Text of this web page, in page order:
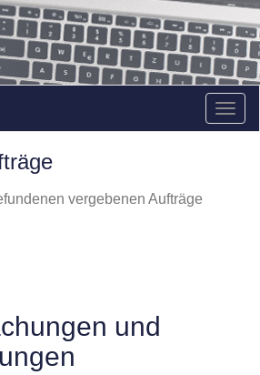
vergebenen Aufträge
und